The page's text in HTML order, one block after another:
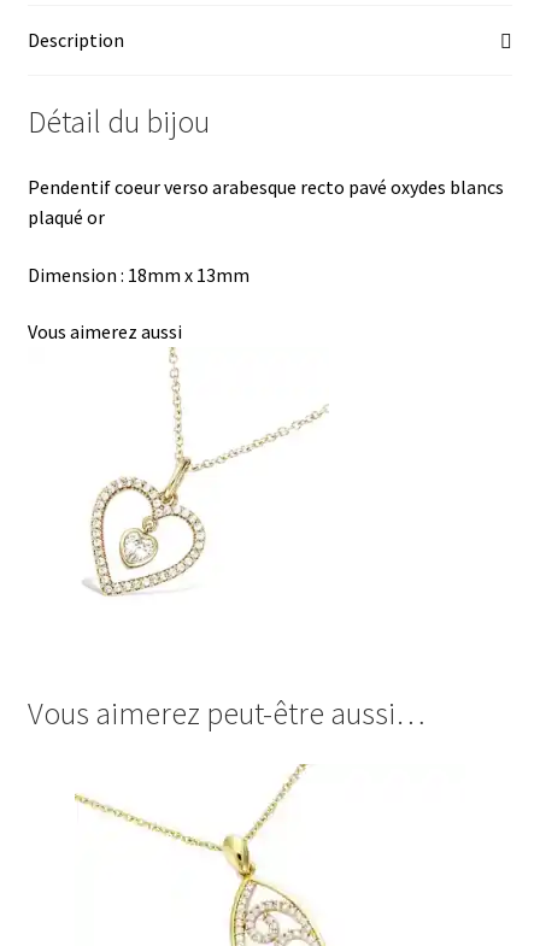
o
o
k
Description
Détail du bijou
Pendentif coeur verso arabesque recto pavé oxydes blancs
plaqué or
Dimension : 18mm x 13mm
Vous aimerez aussi
Vous aimerez peut-être aussi…